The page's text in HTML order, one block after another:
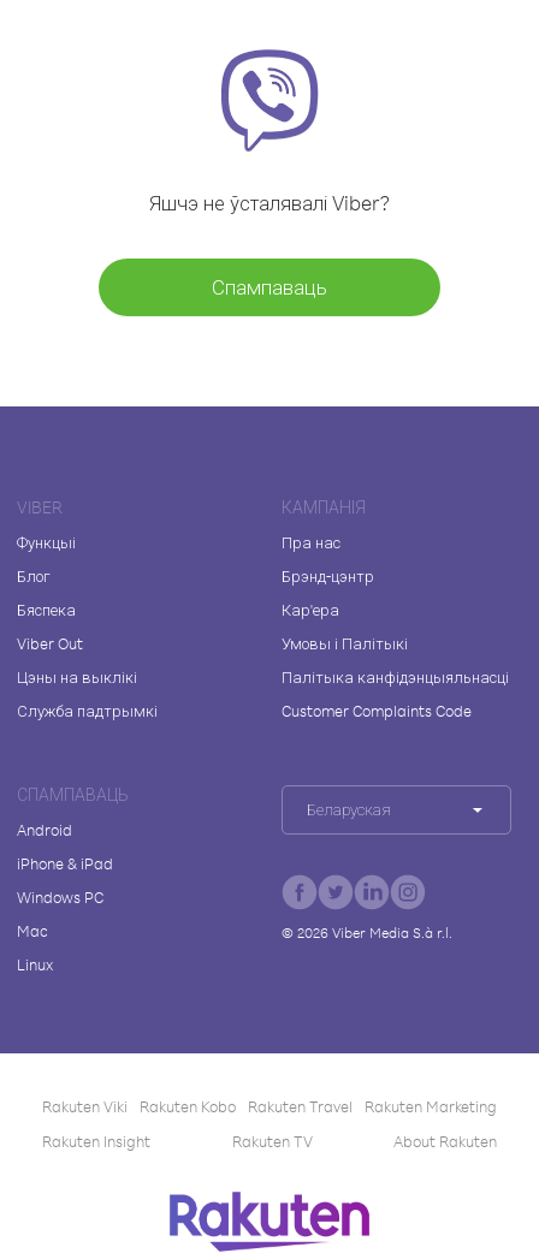
Яшчэ не ўсталявалі Viber?
Спампаваць
VIBER
Функцыі
Блог
Бяспека
Viber Out
Цэны на выклікі
Служба падтрымкі
КАМПАНІЯ
Пра нас
Брэнд-цэнтр
Кар'ера
Умовы і Палітыкі
Палітыка канфідэнцыяльнасці
Customer Complaints Code
СПАМПАВАЦЬ
Android
iPhone & iPad
Windows PC
Mac
Linux
Беларуская
© 2026Viber Media S.à r.l.
Rakuten Viki Rakuten Kobo Rakuten Travel
Rakuten Marketing
Rakuten Insight
Rakuten TV About Rakuten